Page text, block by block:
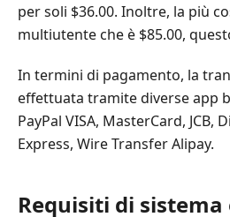
per soli $36.00. Inoltre, la più
multiutente che è $85.00,
In termini di pagamento, la
effettuata tramite diverse app
PayPal VISA, MasterCard, JCB,
Express, Wire Transfer Alipay.
Requisiti di sistema